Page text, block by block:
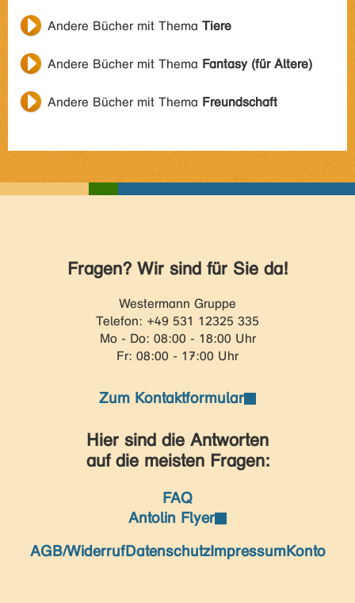
Andere Bücher mit Thema Tiere
Andere Bücher mit Thema Fantasy (für Ältere)
Andere Bücher mit Thema Freundschaft